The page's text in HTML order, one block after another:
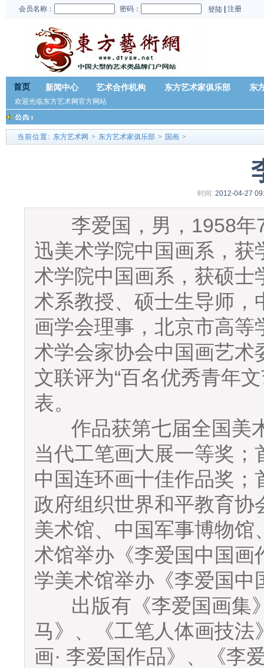
会员名称： 密码： 登陆| 注册
首页 新闻中心 艺术合作机构 东方艺术家俱乐部 东
欢迎光临东方艺术网官方网站
当前位置: 东方艺术网 > 东方艺术家俱乐部 > 国画 >
时间: 2012-04-27
李爱国，男，1958年7
迅美术学院中国画系，
术学院中国画系，获硕士
术系教授、硕士生导师，
画学会理事，北京市高
术学会家协会中国画艺术
文联评为“百名优秀青年
表。
作品获第七届全国美
当代工笔画大展一等奖
中国连环画十佳作品奖；
政府组织世界和平教育协
美术馆、中国军事博物
术馆举办《李爱国中国画
学美术馆举办《李爱
出版有《李爱国画集》
马》、《工笔人体画技
画· 李爱国作品》、《李